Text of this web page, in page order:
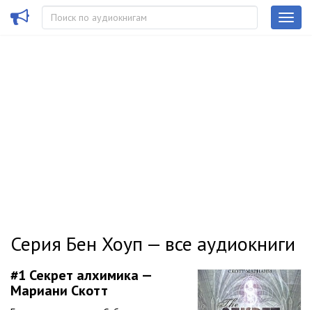
Серия Бен Хоуп — все аудиокниги
#1 Секрет алхимика —
Мариани Скотт